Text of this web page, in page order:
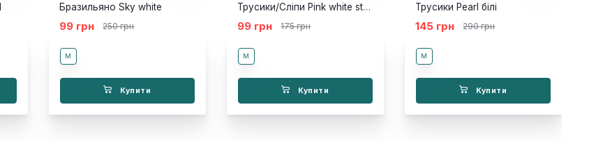
Бразильяно Sky white
99 грн 250 грн
M
Купити
Трусики/Сліпи Pink white stars
99 грн 175 грн
M
Купити
Трусики Pearl білі
145 грн 290 грн
M
Купити